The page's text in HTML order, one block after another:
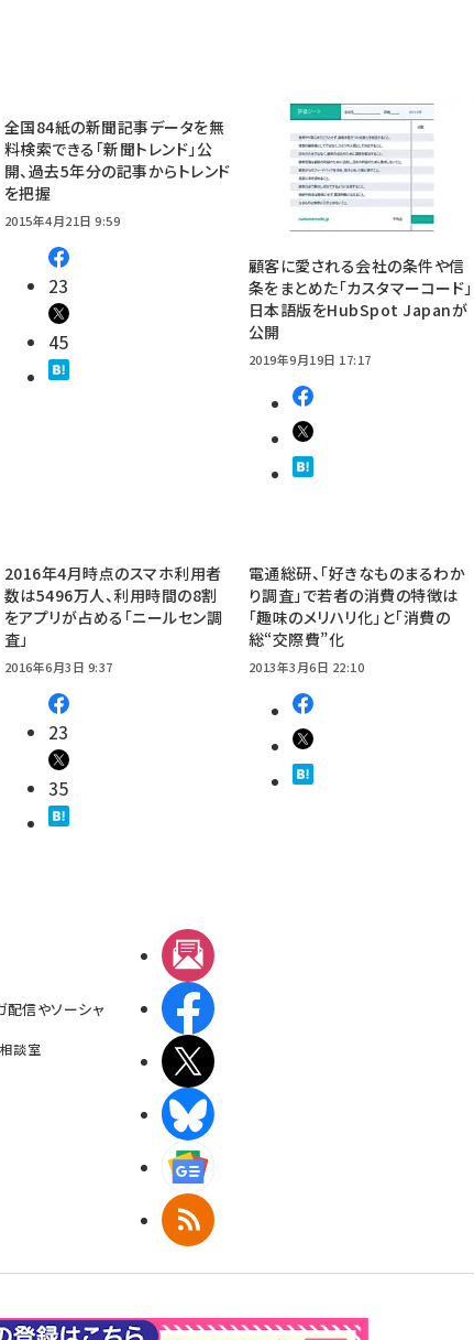
全国84紙の新聞記事データを無
料検索できる「新聞トレンド」公
開、過去5年分の記事からトレンド
を把握
2015年4月21日 9:59
23
45
顧客に愛される会社の条件や信
条をまとめた「カスタマーコード」
日本語版をHubSpot Japanが
公開
2019年9月19日 17:17
2016年4月時点のスマホ利用者
数は5496万人、利用時間の8割
をアプリが占める「ニールセン調
査」
2016年6月3日 9:37
23
35
電通総研、「好きなものまるわか
り調査」で若者の消費の特徴は
「趣味のメリハリ化」と「消費の
総“交際費”化
2013年3月6日 22:10
配信やソーシャ
談室
RSS